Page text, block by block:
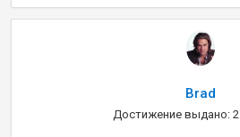
Brad
Достижение выдано: